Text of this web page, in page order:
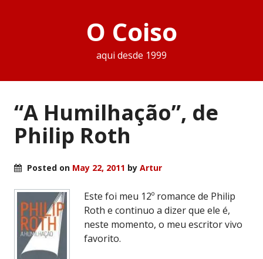
O Coiso
aqui desde 1999
“A Humilhação”, de
Philip Roth
Posted on May 22, 2011 by Artur
Este foi meu 12º romance de Philip
Roth e continuo a dizer que ele é,
neste momento, o meu escritor vivo
favorito.